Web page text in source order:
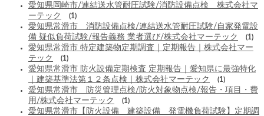
愛知県岡崎市/連結送水管耐圧試験/消防設備点検 株式会社マ
ーテック
(1)
愛知県常滑市 消防設備点検/連結送水管耐圧試験/自家発電設
備 疑似負荷試験/報告義務 業者選び/株式会社マーテック
(1)
愛知県常滑市 特定建築物定期調査｜定期報告｜株式会社マー
テック
(1)
愛知県常滑市 防火設備定期検査 定期報告｜愛知県に最強特化
｜建築基準法第１２条点検｜株式会社マーテック
(1)
愛知県常滑市 防災管理点検/防火対象物点検/報告・項目・費
用/株式会社マーテック
(1)
愛知県常滑市【防火設備 建築設備 発電機負荷試験】定期調